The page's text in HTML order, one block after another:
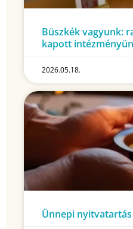
Büszkék vagyunk:
kapott
2026.05.18.
Ünnepi nyitvatartás